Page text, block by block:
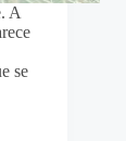
A
se